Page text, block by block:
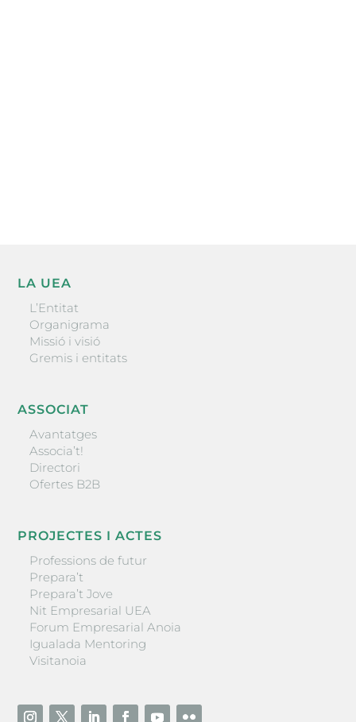
LA UEA
L’Entitat
Organigrama
Missió i visió
Gremis i entitats
ASSOCIAT
Avantatges
Associa’t!
Directori
Ofertes B2B
PROJECTES I ACTES
Professions de futur
Prepara’t
Prepara’t Jove
Nit Empresarial UEA
Forum Empresarial Anoia
Igualada Mentoring
Visitanoia